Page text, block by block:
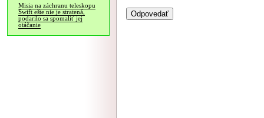
Misia na záchranu teleskopu
Swift ešte nie je stratená,
podarilo sa spomaliť jej
otáčanie